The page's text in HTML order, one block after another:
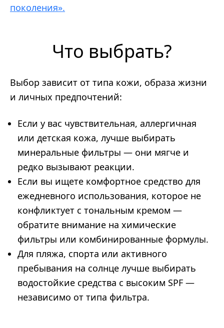
поколения».
Что выбрать?
Выбор зависит от типа кожи, образа жизни
и личных предпочтений:
Если у вас чувствительная, аллергичная
или детская кожа, лучше выбирать
минеральные фильтры — они мягче и
редко вызывают реакции.
Если вы ищете комфортное средство для
ежедневного использования, которое не
конфликтует с тональным кремом —
обратите внимание на химические
фильтры или комбинированные формулы.
Для пляжа, спорта или активного
пребывания на солнце лучше выбирать
водостойкие средства с высоким SPF —
независимо от типа фильтра.